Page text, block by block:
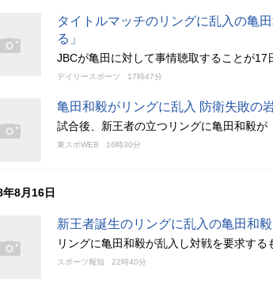
タイトルマッチのリングに乱入の亀
る」
JBCが亀田に対して事情聴取することが17
デイリースポーツ 17時47分
亀田和毅がリングに乱入 防衛失敗の
試合後、新王者の立つリングに亀田和毅が
東スポWEB 16時30分
8月16日
新王者誕生のリングに乱入の亀田和
リングに亀田和毅が乱入し対戦を要求す
スポーツ報知 22時40分